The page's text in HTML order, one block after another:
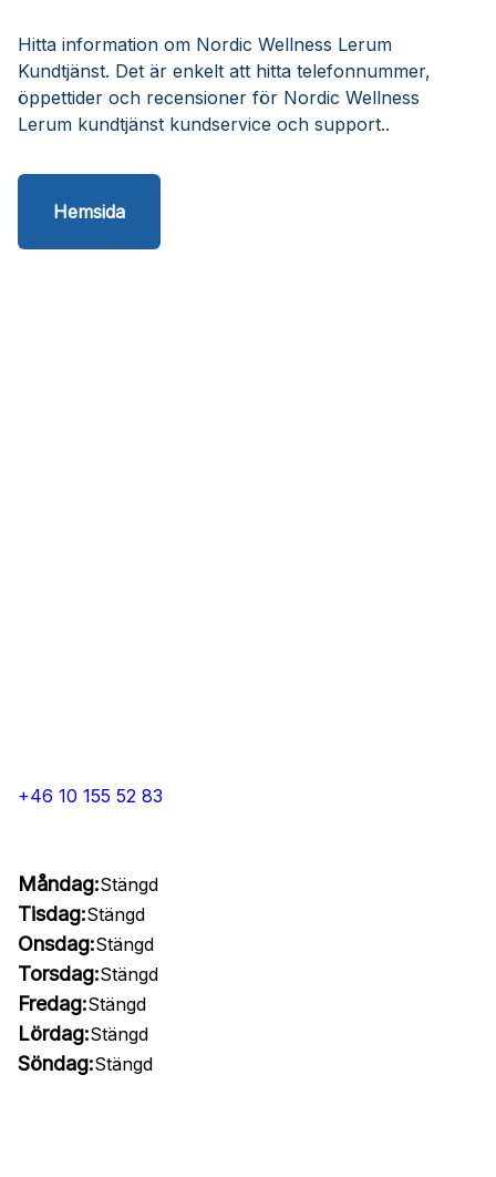
Hitta information om Nordic Wellness Lerum
Kundtjänst. Det är enkelt att hitta telefonnummer,
öppettider och recensioner för Nordic Wellness
Lerum kundtjänst kundservice och support..
Hemsida
+46 10 155 52 83
Måndag:Stängd
Tisdag:Stängd
Onsdag:Stängd
Torsdag:Stängd
Fredag:Stängd
Lördag:Stängd
Söndag:Stängd